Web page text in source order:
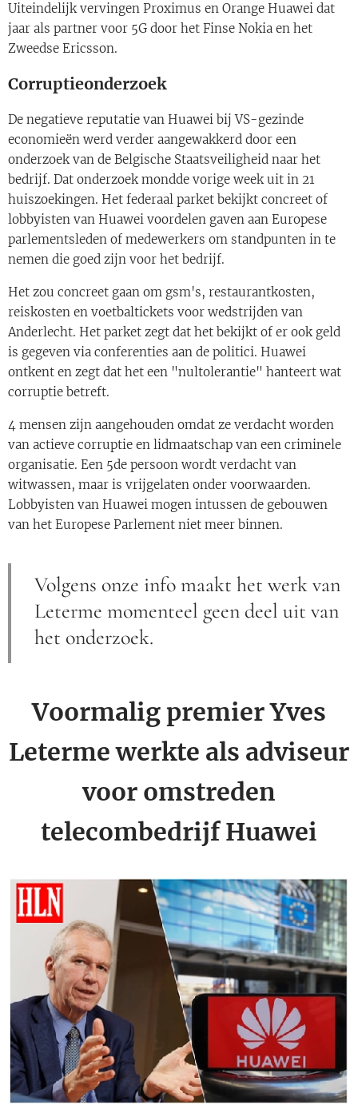
Uiteindelijk vervingen Proximus en Orange Huawei dat
jaar als partner voor 5G door het Finse Nokia en het
Zweedse Ericsson.
Corruptieonderzoek
De negatieve reputatie van Huawei bij VS-gezinde
economieën werd verder aangewakkerd door een
onderzoek van de Belgische Staatsveiligheid naar het
bedrijf. Dat onderzoek mondde vorige week uit in 21
huiszoekingen. Het federaal parket bekijkt concreet of
lobbyisten van Huawei voordelen gaven aan Europese
parlementsleden of medewerkers om standpunten in te
nemen die goed zijn voor het bedrijf.
Het zou concreet gaan om gsm's, restaurantkosten,
reiskosten en voetbaltickets voor wedstrijden van
Anderlecht. Het parket zegt dat het bekijkt of er ook geld
is gegeven via conferenties aan de politici. Huawei
ontkent en zegt dat het een "nultolerantie" hanteert wat
corruptie betreft.
4 mensen zijn aangehouden omdat ze verdacht worden
van actieve corruptie en lidmaatschap van een criminele
organisatie. Een 5de persoon wordt verdacht van
witwassen, maar is vrijgelaten onder voorwaarden.
Lobbyisten van Huawei mogen intussen de gebouwen
van het Europese Parlement niet meer binnen.
Volgens onze info maakt het werk van
Leterme momenteel geen deel uit van
het onderzoek.
Voormalig premier Yves
Leterme werkte als adviseur
voor omstreden
telecombedrijf Huawei